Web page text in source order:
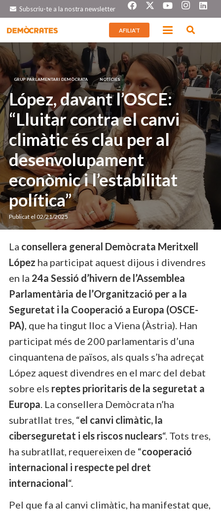
Subscriu-te a la nostra newsletter
AFILIA’T
GRUP PARLAMENTARI DEMÒCRATA NOTÍCIES
López, davant l’OSCE:
“Lluitar contra el canvi
climàtic és clau per al
desenvolupament
econòmic i l’estabilitat
política”
Publicat el 02/21/2025
La consellera general Demòcrata Meritxell
López ha participat aquest dijous i divendres
en la 24a Sessió d’hivern de l’Assemblea
Parlamentària de l’Organització per a la
Seguretat i la Cooperació a Europa (OSCE-
PA), que ha tingut lloc a Viena (Àstria). Han
participat més de 200 parlamentaris d’una
cinquantena de països, als quals s’ha adreçat
López aquest divendres en el marc del debat
sobre els reptes prioritaris de la seguretat a
Europa. La consellera Demòcrata n’ha
subratllat tres, “el canvi climàtic, la
ciberseguretat i els riscos nuclears“. Tots tres,
ha subratllat, requereixen de “cooperació
internacional i respecte pel dret
internacional“.
Pel que fa al canvi climàtic, ha manifestat que,